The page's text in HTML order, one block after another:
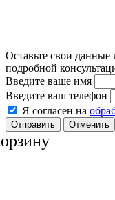
Оставьте свои
подробной
Введите ваше имя
Введите ваш телефон
Я согласен на
Отменить